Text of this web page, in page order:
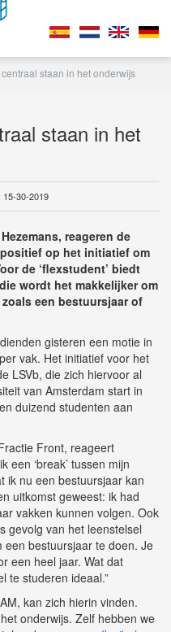
staan in het onderwijs
staan in het
15-30-2019
reageren de
op het initiatief om
de ‘flexstudent’ biedt
wordt het makkelijker om
een bestuursjaar of
gisteren een motie in
vak. Het initiatief voor het
LSVb, die zich hiervoor al
van Amsterdam start in
duizend studenten aan
Front, reageert
een ‘break’ tussen mijn
ik nu een bestuursjaar kan
uitkomst geweest: ik had
vakken kunnen volgen. Ook
gevolg van het leenstelsel
bestuursjaar te doen. Je
een heel jaar. Wat dat
te studeren ideaal.”
kan zich hierin vinden.
onderwijs. Zelf hebben we